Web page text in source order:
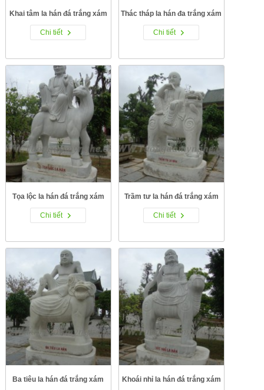
Khai tâm la hán đá trắng xám
Chi tiết
Thác tháp la hán đa trắng xám
Chi tiết
Tọa lộc la hán đá trắng xám
Chi tiết
Trầm tư la hán đá trắng xám
Chi tiết
Ba tiêu la hán đá trắng xám Khoái nhỉ la hán đá trắng xám